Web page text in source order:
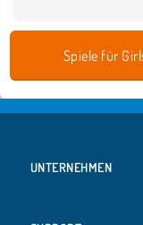
Spiele für
UNTERNEHMEN